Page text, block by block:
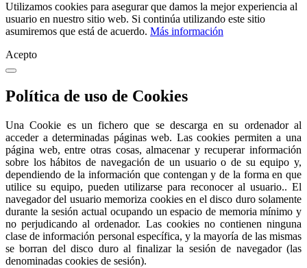
Utilizamos cookies para asegurar que damos la mejor experiencia al
usuario en nuestro sitio web. Si continúa utilizando este sitio
asumiremos que está de acuerdo. Más información
Acepto
Política de uso de Cookies
Una Cookie es un fichero que se descarga en su ordenador al
acceder a determinadas páginas web. Las cookies permiten a una
página web, entre otras cosas, almacenar y recuperar información
sobre los hábitos de navegación de un usuario o de su equipo y,
dependiendo de la información que contengan y de la forma en que
utilice su equipo, pueden utilizarse para reconocer al usuario.. El
navegador del usuario memoriza cookies en el disco duro solamente
durante la sesión actual ocupando un espacio de memoria mínimo y
no perjudicando al ordenador. Las cookies no contienen ninguna
clase de información personal específica, y la mayoría de las mismas
se borran del disco duro al finalizar la sesión de navegador (las
denominadas cookies de sesión).